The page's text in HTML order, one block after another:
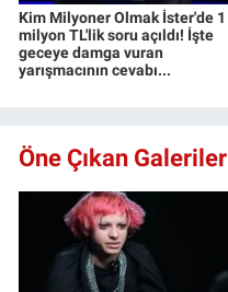
Kim Milyoner Olmak İster'de 1
milyon TL'lik soru açıldı! İşte
geceye damga vuran
yarışmacının cevabı...
Öne Çıkan Galeriler